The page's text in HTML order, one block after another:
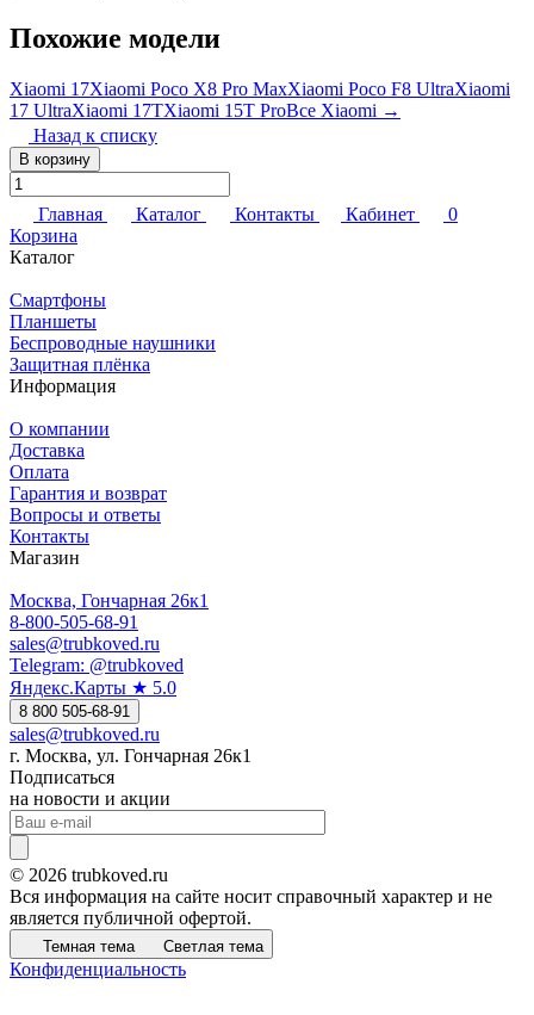
Похожие модели
Xiaomi 17Xiaomi Poco X8 Pro MaxXiaomi Poco F8 UltraXiaomi
17 UltraXiaomi 17TXiaomi 15T ProВсе Xiaomi →
Назад к списку
В корзину
Главная Каталог Контакты Кабинет
0
Корзина
Каталог
Смартфоны
Планшеты
Беспроводные наушники
Защитная плёнка
Информация
О компании
Доставка
Оплата
Гарантия и возврат
Вопросы и ответы
Контакты
Магазин
Москва, Гончарная 26к1
8-800-505-68-91
sales@trubkoved.ru
Telegram: @trubkoved
Яндекс.Карты ★ 5.0
8 800 505-68-91
sales@trubkoved.ru
г. Москва, ул. Гончарная 26к1
Подписаться
на новости и акции
© 2026 trubkoved.ru
Вся информация на сайте носит справочный характер и не
является публичной офертой.
Темная тема Светлая тема
Конфиденциальность